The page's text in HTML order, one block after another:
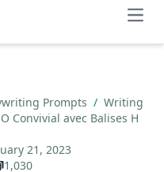
Prompts / Writing
Convivial avec Balises H
21, 2023
1,030